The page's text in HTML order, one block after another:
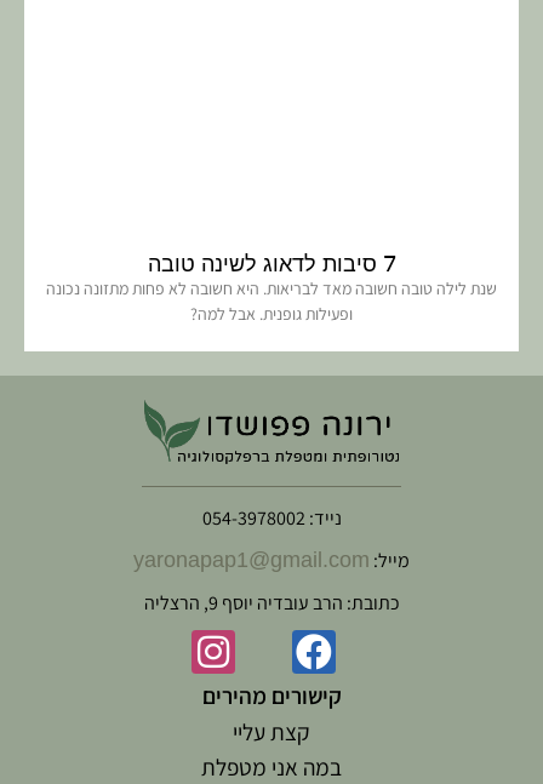
7 סיבות לדאוג לשינה טובה
שנת לילה טובה חשובה מאד לבריאות. היא חשובה לא פחות מתזונה נכונה
ופעילות גופנית. אבל למה?
נייד: 054-3978002
מייל: yaronapap1@gmail.com
כתובת: הרב עובדיה יוסף 9, הרצליה
קישורים מהירים
קצת עליי
במה אני מטפלת